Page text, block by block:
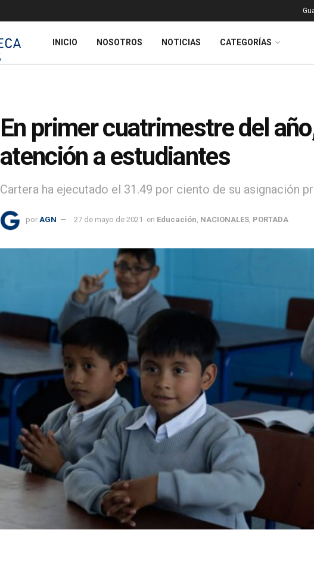
INICIO NOSOTROS NOTICIAS CATEGORÍAS
En primer cuatrimestre del
atención a estudiantes
Cartera ha ejecutado el 31.49 por ciento de su asignación
por AGN 27 de mayo de 2021 en Educación NACIONALES PORTADA